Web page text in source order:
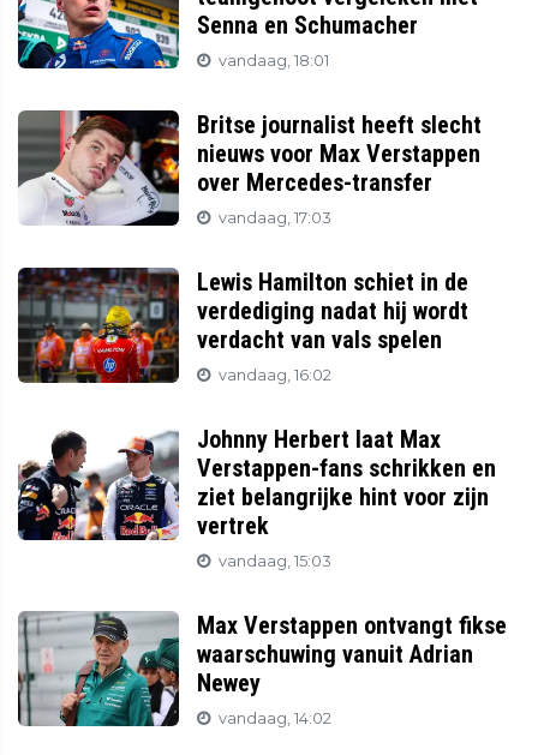
Senna en Schumacher
vandaag, 18:01
Britse journalist heeft slecht
nieuws voor Max Verstappen
over Mercedes-transfer
vandaag, 17:03
Lewis Hamilton schiet in de
verdediging nadat hij wordt
verdacht van vals spelen
vandaag, 16:02
Johnny Herbert laat Max
Verstappen-fans schrikken en
ziet belangrijke hint voor zijn
vertrek
vandaag, 15:03
Max Verstappen ontvangt fikse
waarschuwing vanuit Adrian
Newey
vandaag, 14:02